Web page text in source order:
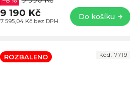
7 595,04 Kč bez DPH
9 190 Kč Do košíku
ROZBALENO Kód:7719